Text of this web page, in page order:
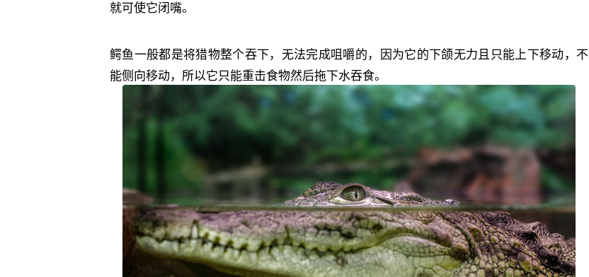
就可使它闭嘴。
鳄鱼一般都是将猎物整个吞下，无法完成咀嚼的，因为它的下颌无力且只能上下移动，不
能侧向移动，所以它只能重击食物然后拖下水吞食。